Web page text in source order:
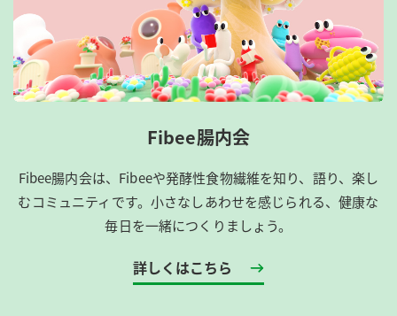
Fibee腸内会
Fibee腸内会は、​Fibeeや発酵性食物繊維を知り、語り、楽し
むコミュニティです。​小さなしあわせを感じられる、健康な
毎日を一緒につくりましょう。
詳しくはこちら